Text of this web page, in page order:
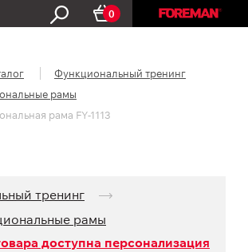
0
Функциональный тренинг
рамы
рама FY-1113
тренинг
рамы
доступна персонализация